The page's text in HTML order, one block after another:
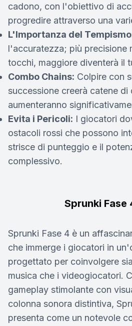
cadono, con l'obiettivo di
progredire attraverso una
L'Importanza del
l'accuratezza; più precisione
tocchi, maggiore diventerà il
Combo Chains: Colpire con
successione creerà catene di
aumenteranno
Evita i Pericoli: I giocatori
ostacoli rossi che possono
strisce di punteggio e il
complessivo.
Sprunki Fase
Sprunki Fase 4 è un
che immerge i giocatori in
progettato per coinvolgere
musica che i videogiocatori.
gameplay stimolante con
colonna sonora distintiva,
presenta come un notevole